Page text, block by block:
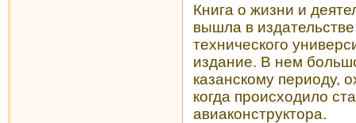
Книга о жизни и
вышла в издательстве
технического
издание. В нем
казанскому периоду,
когда происходило
авиаконструктора.